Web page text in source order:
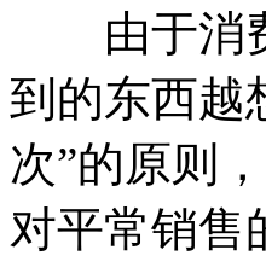
由于消费
到的东西越
次”的原则
对平常销售